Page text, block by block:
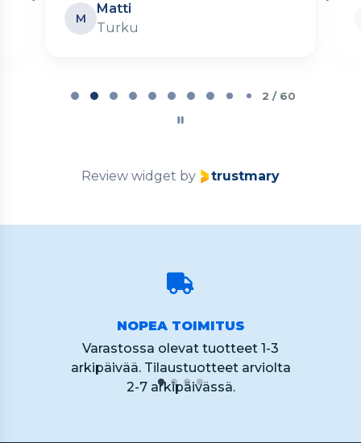
M
Matti
Turku
2 / 60
Review widget by trustmary
NOPEA TOIMITUS
Varastossa olevat tuotteet 1-3
arkipäivää. Tilaustuotteet arviolta
2-7 arkipäivässä.